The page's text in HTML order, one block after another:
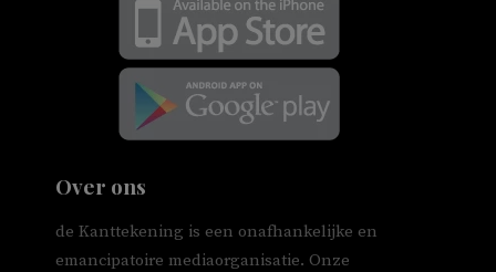
Over ons
de Kanttekening is een onafhankelijke en
emancipatoire mediaorganisatie. Onze